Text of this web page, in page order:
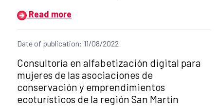
Read more
Date of publication: 11/08/2022
Title of the announcement:
Consultoría en alfabetización digital para
mujeres de las asociaciones de
conservación y emprendimientos
ecoturísticos de la región San Martín